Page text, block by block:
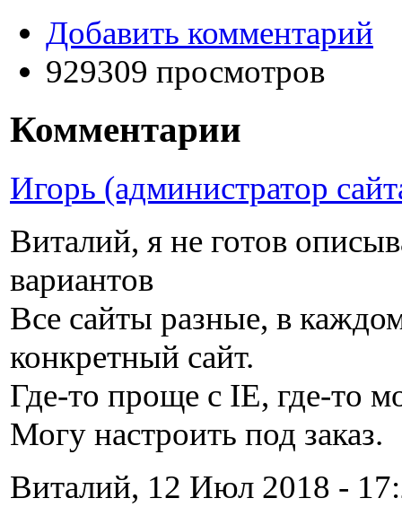
Добавить комментарий
929309 просмотров
Комментарии
Игорь (администратор
Виталий, я не готов
вариантов
Все сайты разные, в
конкретный сайт.
Где-то проще с IE, где-то
Могу настроить под заказ.
Виталий, 12 Июл 2018 -